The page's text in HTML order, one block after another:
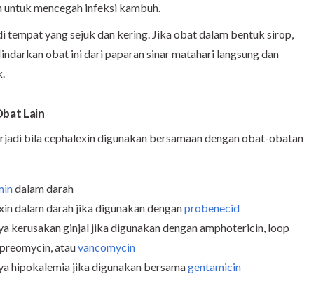
mencegah infeksi kambuh.
tempat yang sejuk dan kering. Jika obat dalam bentuk sirop,
obat ini dari paparan sinar matahari langsung dan
Lain
bila cephalexin digunakan bersamaan dengan obat-obatan
dalam darah
dalam darah jika digunakan denganprobenecid
kerusakan ginjal jika digunakan dengan amphotericin, loop
atauvancomycin
hipokalemia jika digunakan bersamagentamicin